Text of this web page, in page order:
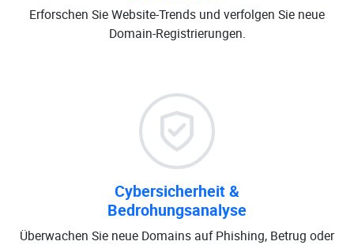
Erforschen Sie Website-Trends und verfolgen Sie neue
Domain-Registrierungen.
Cybersicherheit &
Bedrohungsanalyse
Überwachen Sie neue Domains auf Phishing, Betrug oder